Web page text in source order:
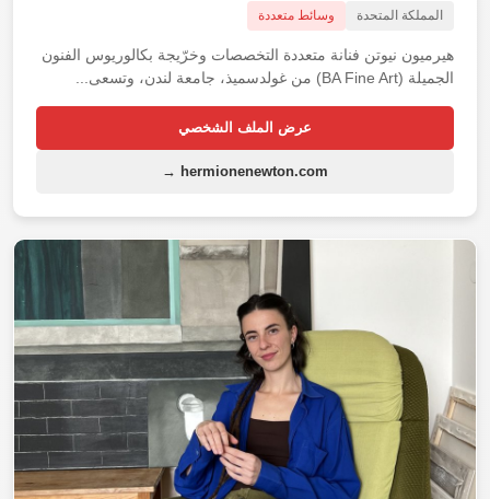
المملكة المتحدة وسائط متعددة
هيرميون نيوتن فنانة متعددة التخصصات وخرّيجة بكالوريوس الفنون
الجميلة (BA Fine Art) من غولدسميذ، جامعة لندن، وتسعى...
عرض الملف الشخصي
hermionenewton.com →